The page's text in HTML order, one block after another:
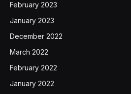
February 2023
January 2023
December 2022
March 2022
February 2022
January 2022